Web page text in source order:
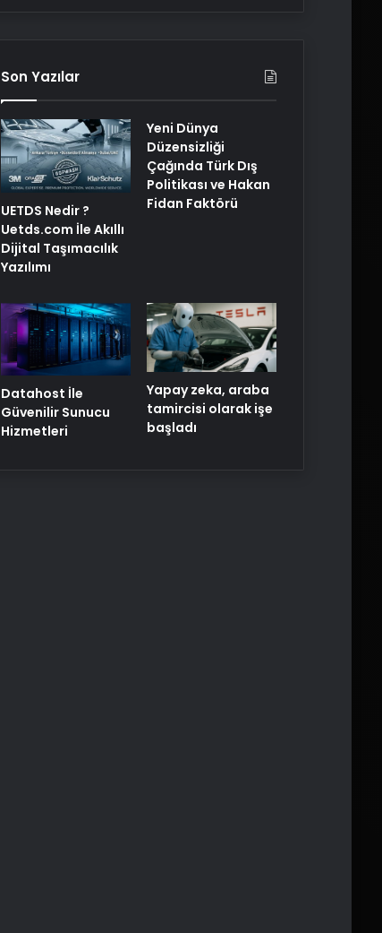
Son Yazılar
UETDS Nedir ?
Uetds.com İle Akıllı
Dijital Taşımacılık
Yazılımı
Yeni Dünya
Düzensizliği
Çağında Türk Dış
Politikası ve Hakan
Fidan Faktörü
Datahost İle
Güvenilir Sunucu
Hizmetleri
Yapay zeka, araba
tamircisi olarak işe
başladı